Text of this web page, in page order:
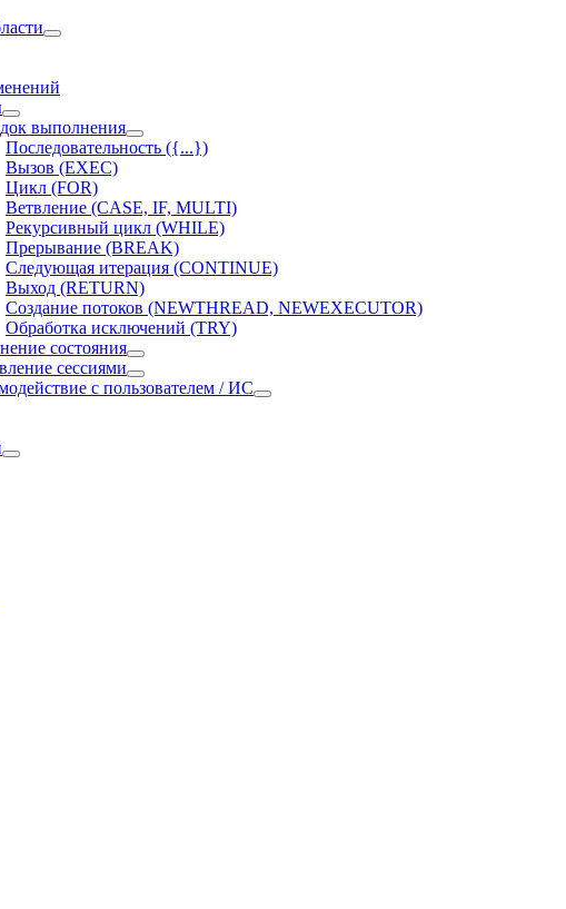
выполнения
Последовательность ({...})
Вызов (EXEC)
Цикл (FOR)
Ветвление (CASE, IF, MULTI)
Рекурсивный цикл (WHILE)
Прерывание (BREAK)
Следующая итерация (CONTINUE)
Выход (RETURN)
Создание потоков (NEWTHREAD, NEWEXECUTOR)
Обработка исключений (TRY)
состояния
сессиями
с пользователем / ИС